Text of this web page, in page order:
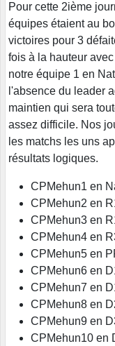
Pour cette 2ième
équipes étaient au
victoires pour 3
fois à la hauteur
notre équipe 1 en
l'absence du leader
maintien qui sera
assez difficile. Nos
les matchs les uns
résultats logiques.
CPMehun1 en
CPMehun2 en
CPMehun3 en
CPMehun4 en
CPMehun5 en
CPMehun6 en
CPMehun7 en
CPMehun8 en
CPMehun9 en
CPMehun10 en